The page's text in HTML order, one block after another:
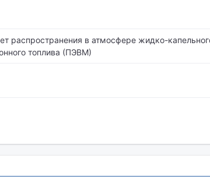
распространения в атмосфере жидко-
топлива (ПЭВМ)